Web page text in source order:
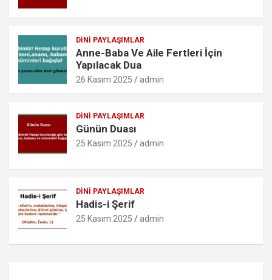
DINI PAYLAŞIMLAR
Anne-Baba Ve Aile Fertleri İçin
Yapılacak Dua
26 Kasım 2025 admin
DINI PAYLAŞIMLAR
Günün Duası
25 Kasım 2025 admin
DINI PAYLAŞIMLAR
Hadis-i Şerif
25 Kasım 2025 admin